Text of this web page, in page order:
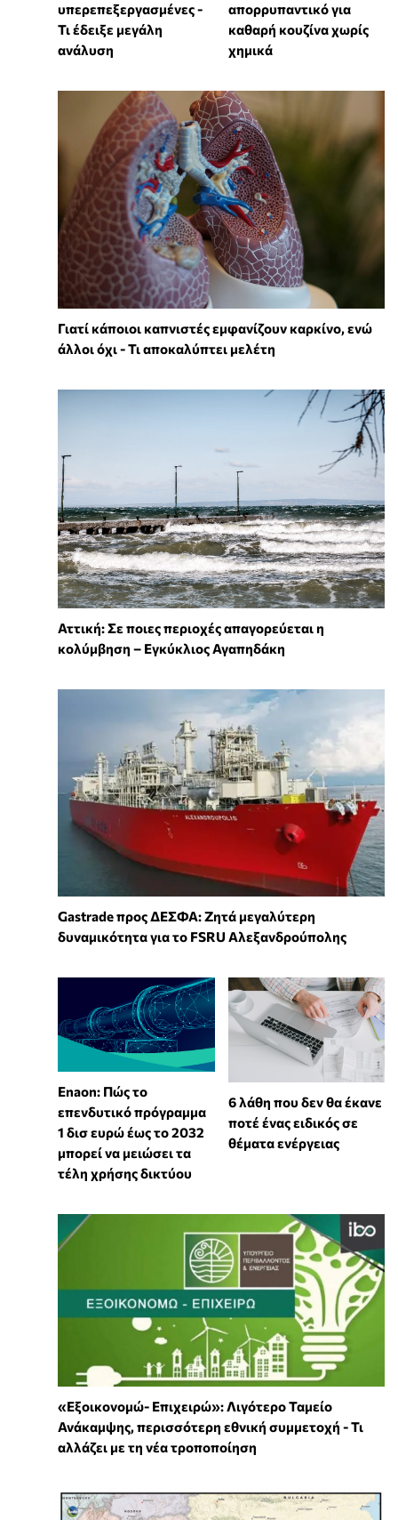
υπερεπεξεργασμένες -
Τι έδειξε μεγάλη
ανάλυση
απορρυπαντικό για
καθαρή κουζίνα χωρίς
χημικά
Γιατί κάποιοι καπνιστές εμφανίζουν καρκίνο, ενώ
άλλοι όχι - Τι αποκαλύπτει μελέτη
Αττική: Σε ποιες περιοχές απαγορεύεται η
κολύμβηση – Εγκύκλιος Αγαπηδάκη
Gastrade προς ΔΕΣΦΑ: Ζητά μεγαλύτερη
δυναμικότητα για το FSRU Αλεξανδρούπολης
Enaon: Πώς το
επενδυτικό πρόγραμμα
1 δισ ευρώ έως το 2032
μπορεί να μειώσει τα
τέλη χρήσης δικτύου
6 λάθη που δεν θα έκανε
ποτέ ένας ειδικός σε
θέματα ενέργειας
«Εξοικονομώ- Επιχειρώ»: Λιγότερο Ταμείο
Ανάκαμψης, περισσότερη εθνική συμμετοχή - Τι
αλλάζει με τη νέα τροποποίηση